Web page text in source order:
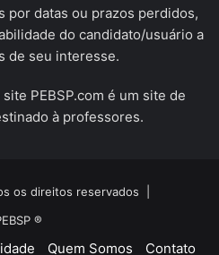
por datas ou prazos perdidos,
do candidato/usuário a
de seu interesse.
PEBSP.com é um site de
à professores.
os direitos reservados |
®
Quem Somos Contato